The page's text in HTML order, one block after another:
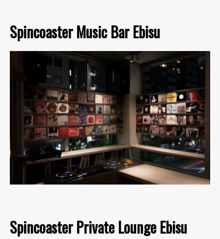
Spincoaster Music Bar Ebisu
Spincoaster Private Lounge Ebisu